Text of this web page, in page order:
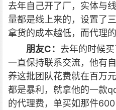
去年自己开了厂，实体与
量都是线上来的，设置了
拿货的成本越低，而代理
朋友C： 去年的时候
一直保持联系交流，他有
养这批团队花费就在百万
都是暴利，就拿他的一款
的代理费，单买如那件